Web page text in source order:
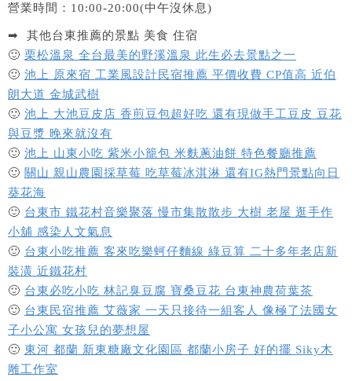
營業時間：10:00-20:00(中午沒休息)
➡ 其他台東推薦的景點 美食 住宿
🙂 栗松溫泉 全台最美的野溪溫泉 此生必去景點之一
🙂 池上 原來宿 工業風設計民宿推薦 平價收費 CP值高 近伯
朗大道 金城武樹
🙂 池上 大池豆皮店 香煎豆包超好吃 還有現做手工豆皮 豆花
與豆漿 晚來就沒有
🙂 池上 山東小吃 紫米小籠包 米麩蔥油餅 特色餐廳推薦
🙂 關山 親山農園採草莓 吃草莓冰淇淋 還有IG熱門景點向日
葵花海
🙂 台東市 鐵花村音樂聚落 慢市集散散步 大樹 老屋 逛手作
小舖 感染人文氣息
🙂 台東小吃推薦 客來吃樂蚵仔麵線 綠豆算 二十多年老店新
裝潢 近鐵花村
🙂 台東必吃小吃 林記臭豆腐 寶桑豆花 台東神農荷葉茶
🙂 台東民宿推薦 艾薇家 一天只接待一組客人 像極了法國女
子小公寓 女孩兒的夢想屋
🙂 東河 都蘭 新東糖廠文化園區 都蘭小房子 好的擺 Siky木
雕工作室